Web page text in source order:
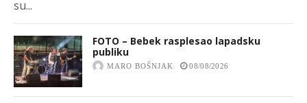
su...
FOTO – Bebek rasplesao lapadsku
publiku
MARO BOŠNJAK 08/08/2026